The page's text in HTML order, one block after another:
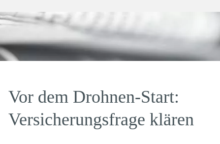
Vor dem Drohnen-Start:
Versicherungsfrage klären